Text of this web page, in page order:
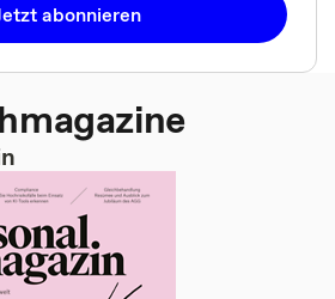
abonnieren